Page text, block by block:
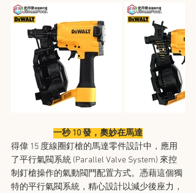
一秒 10 發，奧妙在馬達
得偉 15 度線圈釘槍的馬達零件設計中，應用
了平行氣閥系統 (Parallel Valve System) 來控
制釘槍操作的氣動閥門配置方式。憑藉這個獨
特的平行氣閥系統，精心設計以減少後座力，